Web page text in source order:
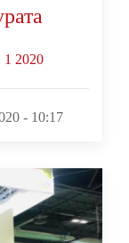
1 2020
- 10:17